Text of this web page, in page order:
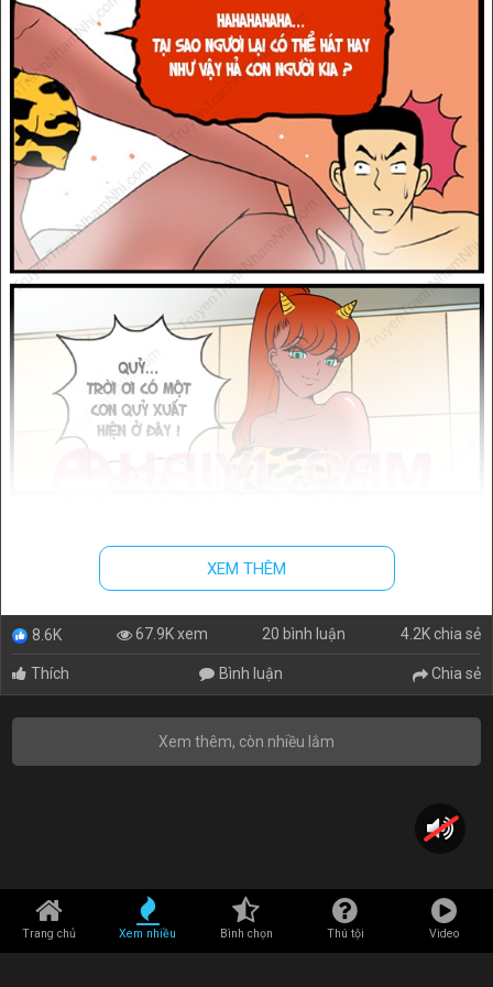
XEM THÊM
8.6K 67.9K xem 20 bình luận 4.2K chia sẻ
Thích Bình luận Chia sẻ
Xem thêm, còn nhiều lắm
Trang chủ Xem nhiều Bình chọn Thú tội Video